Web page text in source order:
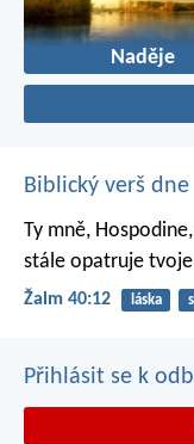
Naděje
Biblický verš dne
Ty mně,
stále opatruje
Žalm 40:12 láska
Přihlásit se k